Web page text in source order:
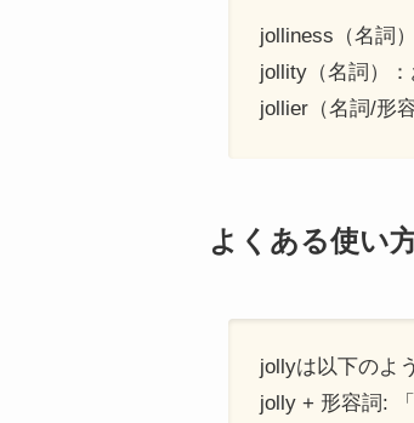
jolliness（名詞
jollity（名詞）
jollier（名詞/形
よくある使い
jollyは以下のよ
jolly + 形容詞: